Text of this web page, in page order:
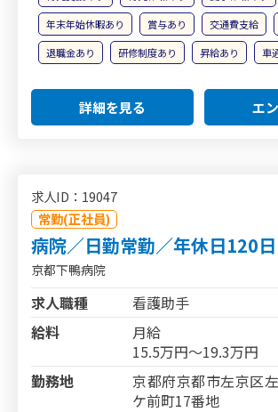
年末年始休暇あり
賞与あり 交通費支給
退職金あり
研修制度あり 昇給あり 車
詳細を見る エ
求人ID：19047
常勤(正社員)
病院／日勤常勤／年休日120日
京都下鴨病院
求人職種
看護助手
給料
月給
15.5万円～19.3万円
勤務地
京都府京都市左京区
ケ前町17番地